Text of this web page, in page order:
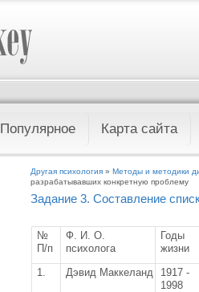
Популярное Карта сайта
Другая психология »Методы и методики
разрабатывавших конкретную проблему
Задание 3. Составление
№
П/п
Ф. И. О.
психолога
Годы
жизни
1.
Дэвид Маккеланд
1917 -
1998